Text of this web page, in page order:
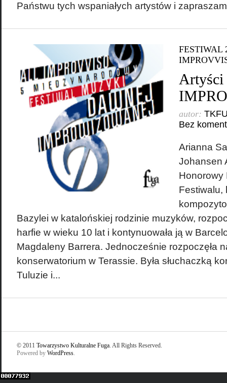
Państwu tych wspaniałych artystów i
FESTIWAL
autor:
Bez
Arianna
Johansen
Honorowy
Festiwalu,
Bazylei w katalońskiej rodzinie muzyków,
harfie w wieku 10 lat i kontynuowała ją w
Magdaleny Barrera. Jednocześnie rozpoczęła
konserwatorium w Terassie. Była słuchaczką
Tuluzie i...
© 2011 Towarzystwo Kulturalne Fuga. All Rights Reserved.
Powered by WordPress.